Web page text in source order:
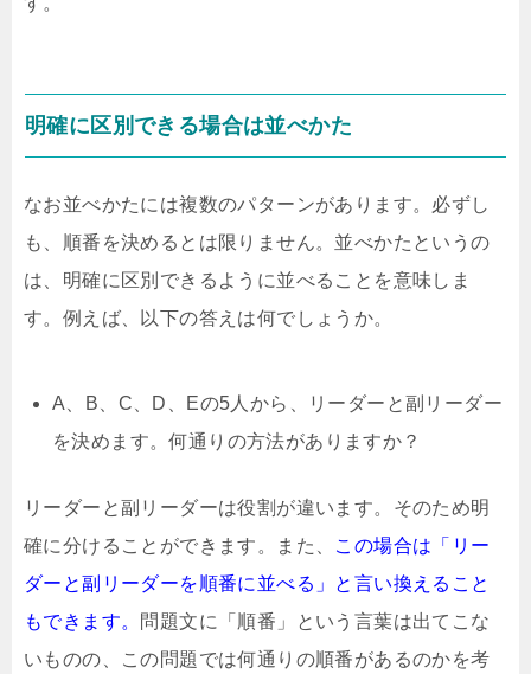
明確に区別できる場合は並べかた
なお並べかたには複数のパターンがあります。必ずし
も、順番を決めるとは限りません。並べかたというの
は、明確に区別できるように並べることを意味しま
す。例えば、以下の答えは何でしょうか。
A、B、C、D、Eの5人から、リーダーと副リーダー
を決めます。何通りの方法がありますか？
リーダーと副リーダーは役割が違います。そのため明
確に分けることができます。また、 この場合は「リー
ダーと副リーダーを順番に並べる」と言い換えること
もできます。 問題文に「順番」という言葉は出てこな
いものの、この問題では何通りの順番があるのかを考